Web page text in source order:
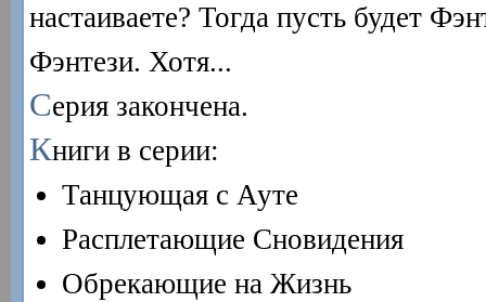
настаиваете? Тогда пусть будет
Фэнтези. Хотя...
Серия закончена.
Книги в серии:
Танцующая с Ауте
Расплетающие Сновидения
Обрекающие на Жизнь